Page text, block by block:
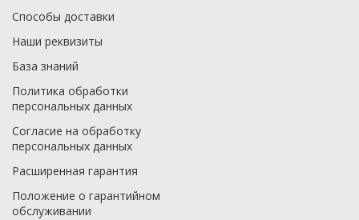
Способы доставки
Наши реквизиты
База знаний
Политика обработки
персональных данных
Согласие на обработку
персональных данных
Расширенная гарантия
Положение о гарантийном
обслуживании